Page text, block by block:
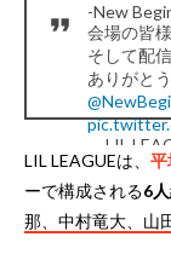
-New
会場の皆様
そして配
ありがと
— LIL
LIL LEAGUEは、 平
ーで構成される6
那、中村竜大、山